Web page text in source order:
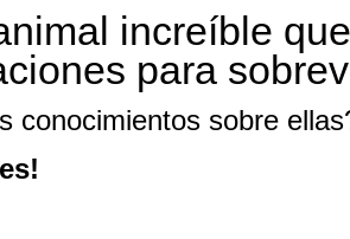
increíble
para
conocimientos sobre